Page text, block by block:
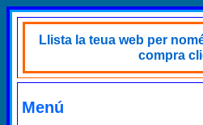
Llista la teua web per
compra
Menú